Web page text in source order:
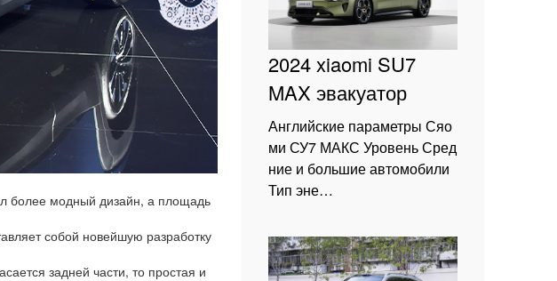
более модный дизайн, а площадь
собой новейшую разработку
задней части, то простая и
2024 xiaomi SU7
MAX эвакуатор
Английские параметры Сяо
ми СУ7 МАКС Уровень Сред
ние и большие автомобили
Тип эне…